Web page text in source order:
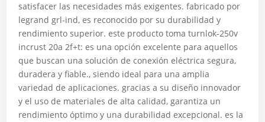
satisfacer las necesidades más exigentes. fabricado por
legrand grl-ind, es reconocido por su durabilidad y
rendimiento superior. este producto toma turnlok-250v
incrust 20a 2f+t: es una opción excelente para aquellos
que buscan una solución de conexión eléctrica segura,
duradera y fiable., siendo ideal para una amplia
variedad de aplicaciones. gracias a su diseño innovador
y el uso de materiales de alta calidad, garantiza un
rendimiento óptimo y una durabilidad excepcional. es la